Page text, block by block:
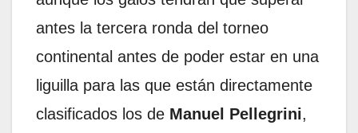
antes la tercera ronda del torneo
continental antes de poder estar en una
liguilla para las que están directamente
clasificados los de Manuel Pellegrini,